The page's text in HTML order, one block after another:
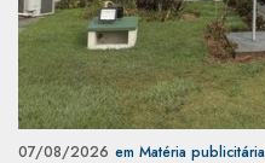
07/08/2026 em Matéria publicitária